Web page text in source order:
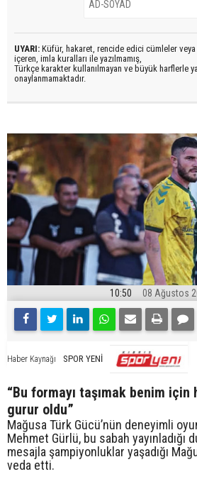
UYARI: Küfür, hakaret, rencide edici cümleler veya
içeren, imla kuralları ile yazılmamış,
Türkçe karakter kullanılmayan ve büyük harflerle
onaylanmamaktadır.
10:50 08 Ağustos
Haber Kaynağı SPOR YENİ
“Bu formayı taşımak benim için
gurur oldu”
Mağusa Türk Gücü’nün deneyimli
Mehmet Gürlü, bu sabah yayınladığı
mesajla şampiyonluklar yaşadığı
veda etti.